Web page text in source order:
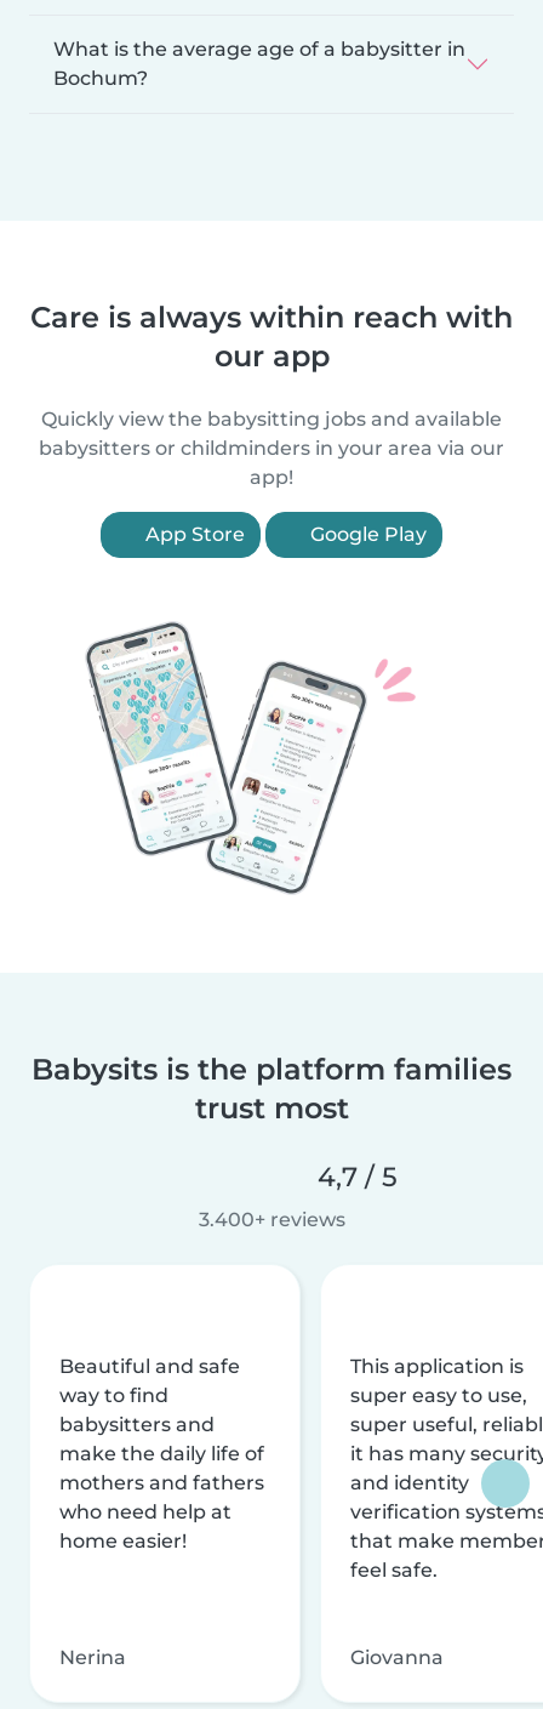
What is the average age of a babysitter in
Bochum?
Care is always within reach with
our app
Quickly view the babysitting jobs and available
babysitters or childminders in your area via our
app!
App Store Google Play
Babysits is the platform families
trust most
4,7 / 5
3.400+ reviews
Beautiful and safe
way to find
babysitters and
make the daily life of
mothers and fathers
who need help at
home easier!
Nerina
This application is
super easy to use,
super useful,
it has many
and identity
verification
that make
feel safe.
Giovanna